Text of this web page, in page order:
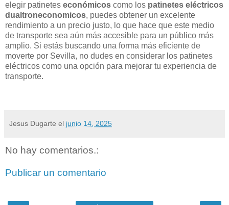
elegir patinetes económicos como los patinetes eléctricos
dualtroneconomicos, puedes obtener un excelente
rendimiento a un precio justo, lo que hace que este medio
de transporte sea aún más accesible para un público más
amplio. Si estás buscando una forma más eficiente de
moverte por Sevilla, no dudes en considerar los patinetes
eléctricos como una opción para mejorar tu experiencia de
transporte.
Jesus Dugarte el junio 14, 2025
No hay comentarios.:
Publicar un comentario